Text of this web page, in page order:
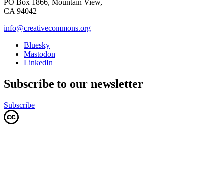
PO Box 1866, Mountain View,
CA 94042
info@creativecommons.org
Bluesky
Mastodon
LinkedIn
Subscribe to our newsletter
Subscribe